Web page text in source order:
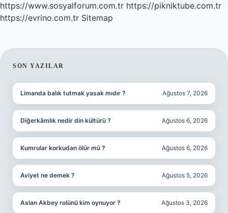
https://www.sosyalforum.com.tr https://pikniktube.com.tr
https://evrino.com.tr Sitemap
SIDEBAR
SON YAZILAR
Limanda balık tutmak yasak mıdır ? Ağustos 7, 2026
Diğerkâmlık nedir din kültürü ? Ağustos 6, 2026
Kumrular korkudan ölür mü ? Ağustos 6, 2026
Aviyet ne demek ? Ağustos 5, 2026
Aslan Akbey rolünü kim oynuyor ? Ağustos 3, 2026